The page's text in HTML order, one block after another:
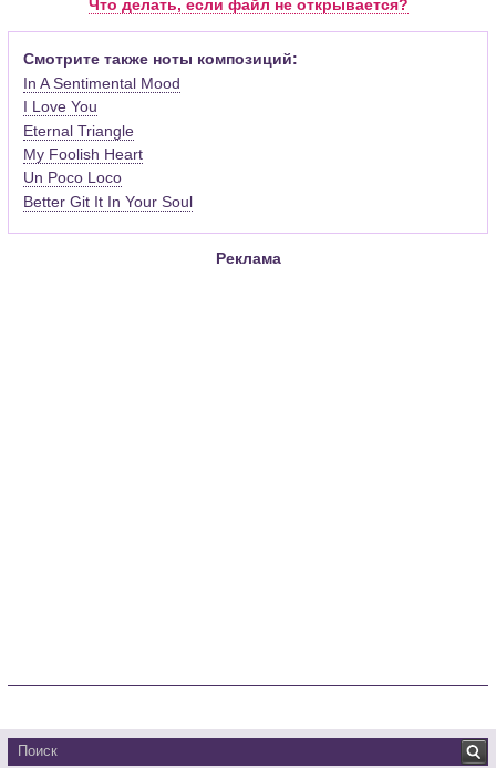
Что делать, если файл не открывается?
Смотрите также ноты композиций:
In A Sentimental Mood
I Love You
Eternal Triangle
My Foolish Heart
Un Poco Loco
Better Git It In Your Soul
Реклама